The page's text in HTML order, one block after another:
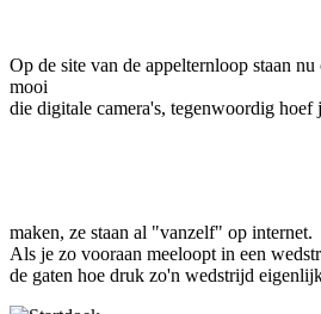
Op de site van de appelternloop staan
mooi
die digitale camera's, tegenwoordig hoef
maken, ze staan al "vanzelf" op internet.
Als je zo vooraan meeloopt in een
de gaten hoe druk zo'n wedstrijd